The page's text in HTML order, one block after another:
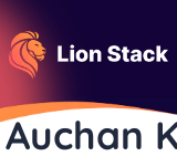
Auchan